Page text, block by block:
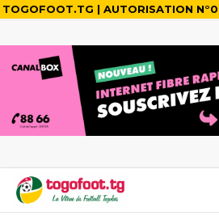
TOGOFOOT.TG | AUTORISATION